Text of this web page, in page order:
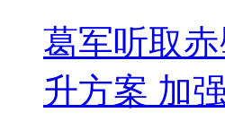
葛军听取
升方案 加